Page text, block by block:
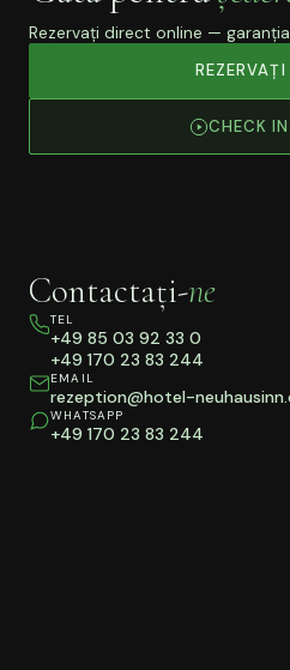
Rezervați direct online —
CHECK
Contactați-ne
TEL
+49 85 03 92 33 0
+49 170 23 83 244
EMAIL
rezeption@hotel-
WHATSAPP
+49 170 23 83 244